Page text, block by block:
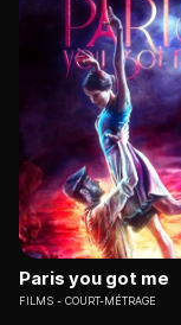
Paris you got me
FILMS COURT-MÉTRAGE